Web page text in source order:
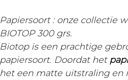
Papiersoort : onze collectie
BIOTOP 300 grs.
Biotop is een prachtige
papiersoort. Doordat het
het een matte uitstraling en